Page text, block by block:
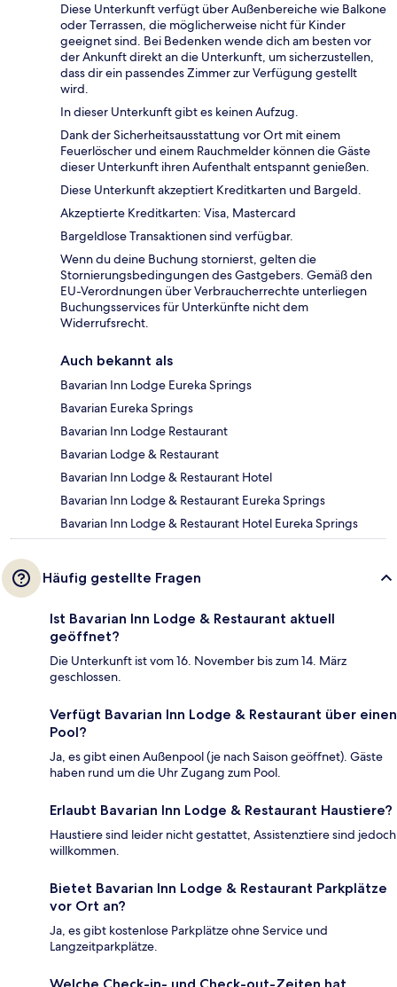
Diese Unterkunft verfügt über Außenbereiche wie Balkone
oder Terrassen, die möglicherweise nicht für Kinder
geeignet sind. Bei Bedenken wende dich am besten vor
der Ankunft direkt an die Unterkunft, um sicherzustellen,
dass dir ein passendes Zimmer zur Verfügung gestellt
wird.
In dieser Unterkunft gibt es keinen Aufzug.
Dank der Sicherheitsausstattung vor Ort mit einem
Feuerlöscher und einem Rauchmelder können die Gäste
dieser Unterkunft ihren Aufenthalt entspannt genießen.
Diese Unterkunft akzeptiert Kreditkarten und Bargeld.
Akzeptierte Kreditkarten: Visa, Mastercard
Bargeldlose Transaktionen sind verfügbar.
Wenn du deine Buchung stornierst, gelten die
Stornierungsbedingungen des Gastgebers. Gemäß den
EU-Verordnungen über Verbraucherrechte unterliegen
Buchungsservices für Unterkünfte nicht dem
Widerrufsrecht.
Auch bekannt als
Bavarian Inn Lodge Eureka Springs
Bavarian Eureka Springs
Bavarian Inn Lodge Restaurant
Bavarian Lodge & Restaurant
Bavarian Inn Lodge & Restaurant Hotel
Bavarian Inn Lodge & Restaurant Eureka Springs
Bavarian Inn Lodge & Restaurant Hotel Eureka Springs
Häufig gestellte Fragen
Ist Bavarian Inn Lodge & Restaurant aktuell
geöffnet?
Die Unterkunft ist vom 16. November bis zum 14. März
geschlossen.
Verfügt Bavarian Inn Lodge & Restaurant über einen
Pool?
Ja, es gibt einen Außenpool (je nach Saison geöffnet). Gäste
haben rund um die Uhr Zugang zum Pool.
Erlaubt Bavarian Inn Lodge & Restaurant Haustiere?
Haustiere sind leider nicht gestattet, Assistenztiere sind jedoch
willkommen.
Bietet Bavarian Inn Lodge & Restaurant Parkplätze
vor Ort an?
Ja, es gibt kostenlose Parkplätze ohne Service und
Langzeitparkplätze.